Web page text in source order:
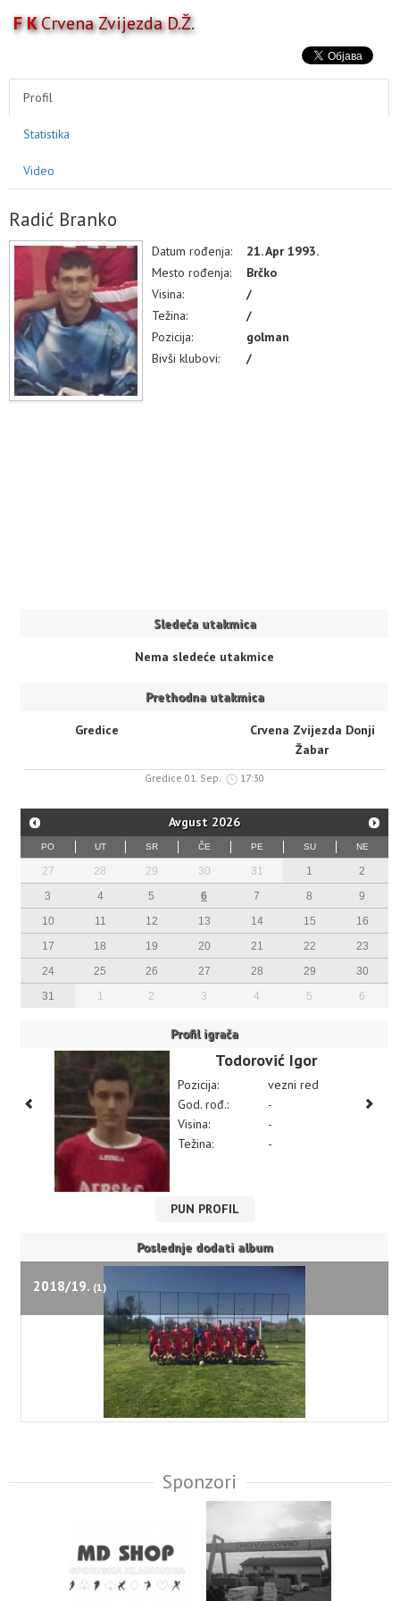
F KCrvena Zvijezda D.Ž.
KLUB
MULTIMEDIJA
Profil
Statistika
Video
Radić Branko
Datum rođenja:
21. Apr 1993.
Mesto rođenja:
Brčko
Visina:
/
Težina:
/
Pozicija:
golman
Bivši klubovi:
/
Sledeća utakmica
Nema sledeće utakmice
Prethodna utakmica
Gredice
Crvena Zvijezda Donji
Žabar
Gredice 01. Sep. 17:30
Avgust 2026
PO UT SR ČE PE SU NE
27 28 29 30 31 1
2
3
4 5 6 7 8
9
10
11 12 13 14 15
16
17
18 19 20 21 22
23
24
25 26 27 28 29
30
31
1 2 3 4 5 6
Profil igrača
Todorović Igor
Pozicija:
vezni red
God. rođ.:
-
Visina:
-
Težina:
-
PUN PROFIL
Poslednje dodati album
2018/19. (1)
Sponzori